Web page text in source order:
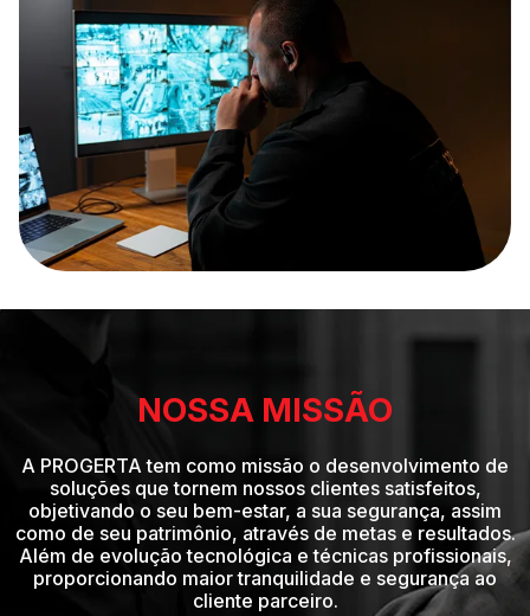
NOSSA MISSÃO
A PROGERTA tem como missão o desenvolvimento de
soluções que tornem nossos clientes satisfeitos,
objetivando o seu bem-estar, a sua segurança, assim
como de seu patrimônio, através de metas e resultados.
Além de evolução tecnológica e técnicas profissionais,
proporcionando maior tranquilidade e segurança ao
cliente parceiro.